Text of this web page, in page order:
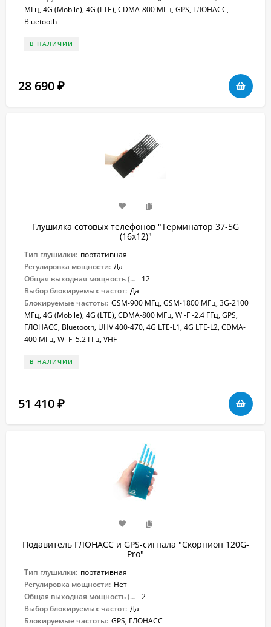
МГц, 4G (Mobile), 4G (LTE), CDMA-800 МГц, GPS, ГЛОНАСС,
Bluetooth
В НАЛИЧИИ
28 690 ₽
Глушилка сотовых телефонов "Терминатор 37-5G
(16х12)"
Тип глушилки: портативная
Регулировка мощности: Да
Общая выходная мощность (Вт):
12
Выбор блокируемых частот: Да
Блокируемые частоты: GSM-900 МГц, GSM-1800 МГц, 3G-2100
МГц, 4G (Mobile), 4G (LTE), CDMA-800 МГц, Wi-Fi-2.4 ГГц, GPS,
ГЛОНАСС, Bluetooth, UHV 400-470, 4G LTE-L1, 4G LTE-L2, CDMA-
400 МГц, Wi-Fi 5.2 ГГц, VHF
В НАЛИЧИИ
51 410 ₽
Подавитель ГЛОНАСС и GPS-сигнала "Скорпион 120G-
Pro"
Тип глушилки: портативная
Регулировка мощности: Нет
Общая выходная мощность (Вт): 2
Выбор блокируемых частот: Да
Блокируемые частоты: GPS, ГЛОНАСС